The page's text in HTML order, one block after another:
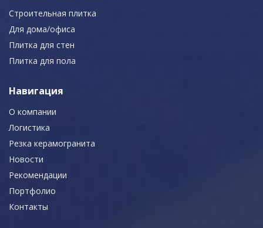
Строительная плитка
Для дома/офиса
Плитка для стен
Плитка для пола
Навигация
О компании
Логистика
Резка керамогранита
Новости
Рекомендации
Портфолио
Контакты